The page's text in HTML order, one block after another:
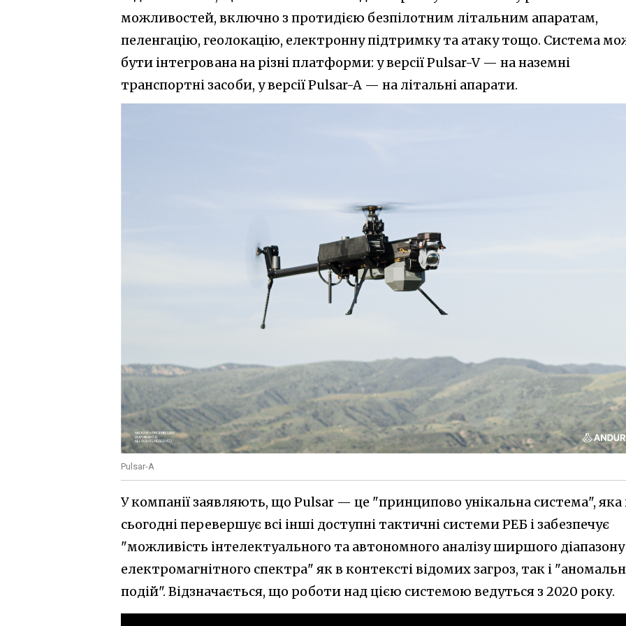
можливостей, включно з протидією безпілотним літальним апаратам,
пеленгацію, геолокацію, електронну підтримку та атаку тощо. Система
бути інтегрована на різні платформи: у версії Pulsar-V — на наземні
транспортні засоби, у версії Pulsar-A — на літальні апарати.
Pulsar-A
У компанії заявляють, що Pulsar — це "принципово унікальна система", яка
сьогодні перевершує всі інші доступні тактичні системи РЕБ і забезпечує
"можливість інтелектуального та автономного аналізу ширшого діапазону
електромагнітного спектра" як в контексті відомих загроз, так і
подій". Відзначається, що роботи над цією системою ведуться з 2020 року.